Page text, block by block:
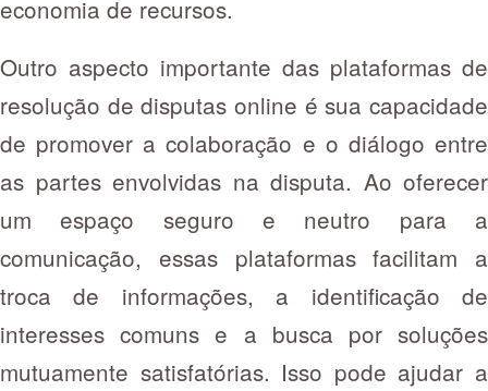
economia de recursos.
Outro aspecto importante das plataformas de
resolução de disputas online é sua capacidade
de promover a colaboração e o diálogo entre
as partes envolvidas na disputa. Ao oferecer
um espaço seguro e neutro para a
comunicação, essas plataformas facilitam a
troca de informações, a identificação de
interesses comuns e a busca por soluções
mutuamente satisfatórias. Isso pode ajudar a